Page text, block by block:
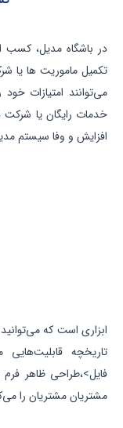
در باشگاه مدیل،کسب
تکمیل ماموریت ها یا
می‌توانند امتیازات
خدمات رایگان یا
افزایش و وفا سیستم
ابزاری است که
تاریخچه قابلیت‌هایی
فایل>،طراحی ظاهر
مشتریان مشتریان را